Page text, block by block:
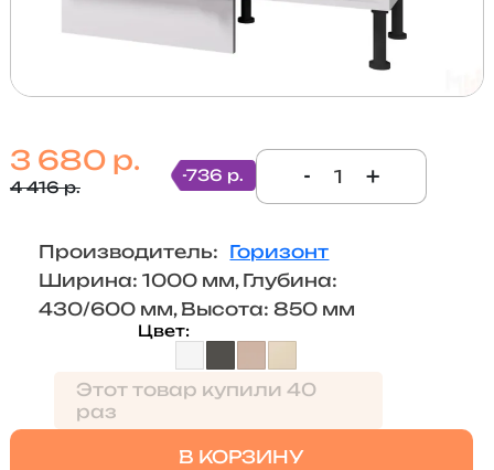
3 680 р.
4 416 р.
-736 р. - +
Производитель: Горизонт
Ширина: 1000 мм, Глубина:
430/600 мм, Высота: 850 мм
Цвет
Этот товар купили 40
раз
В КОРЗИНУ